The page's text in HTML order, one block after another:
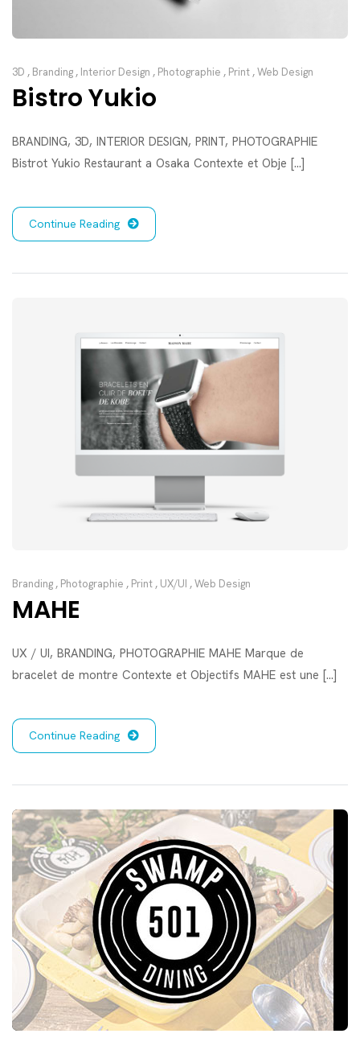
3D , Branding , Interior Design , Photographie , Print ,Web Design
Bistro Yukio
BRANDING, 3D, INTERIOR DESIGN, PRINT, PHOTOGRAPHIE
Bistrot Yukio Restaurant a Osaka Contexte et Obje [...]
Continue Reading
Branding , Photographie , Print , UX/UI ,Web Design
MAHE
UX / UI, BRANDING, PHOTOGRAPHIE MAHE Marque de
bracelet de montre Contexte et Objectifs MAHE est une [...]
Continue Reading